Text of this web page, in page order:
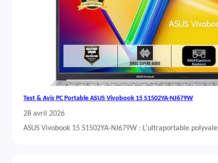
Test & Avis PC Portable ASUS Vivobook 15 S1502YA-NJ679W
28 avril 2026
ASUS Vivobook 15 S1502YA-NJ679W : L’ultraportable